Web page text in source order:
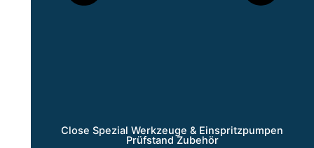
Close Spezial Werkzeuge & Einspritzpumpen
Prüfstand Zubehör